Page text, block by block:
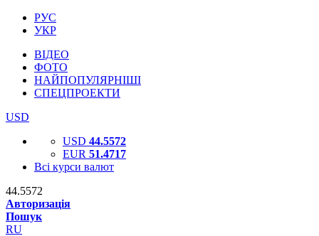
РУС
УКР
ВІДЕО
ФОТО
НАЙПОПУЛЯРНІШІ
СПЕЦПРОЕКТИ
USD
USD 44.5572
EUR 51.4717
Всі курси валют
44.5572
Авторизація
Пошук
RU